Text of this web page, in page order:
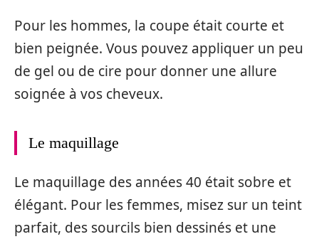
Pour les hommes, la coupe était courte et
bien peignée. Vous pouvez appliquer un peu
de gel ou de cire pour donner une allure
soignée à vos cheveux.
Le maquillage
Le maquillage des années 40 était sobre et
élégant. Pour les femmes, misez sur un teint
parfait, des sourcils bien dessinés et une